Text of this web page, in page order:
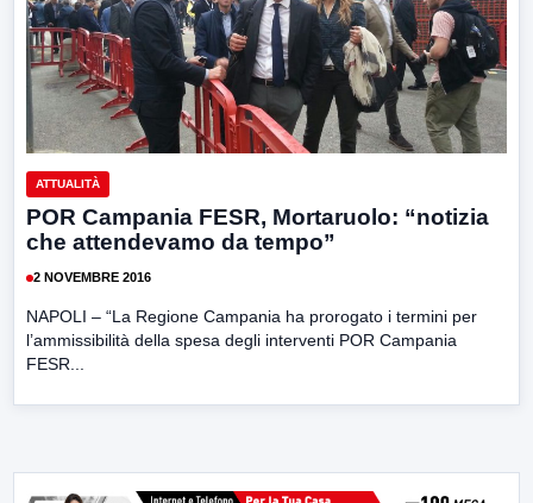
ATTUALITÀ
POR Campania FESR, Mortaruolo: “notizia
che attendevamo da tempo”
2 NOVEMBRE 2016
NAPOLI – “La Regione Campania ha prorogato i termini per
l’ammissibilità della spesa degli interventi POR Campania
FESR...